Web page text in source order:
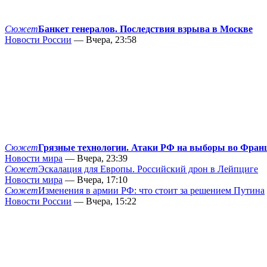
СюжетБанкет генералов. Последствия взрыва в Москве
Новости России — Вчера, 23:58
СюжетГрязные технологии. Атаки РФ на выборы во
Новости мира — Вчера, 23:39
СюжетЭскалация для Европы. Российский дрон в Лейпциге
Новости мира — Вчера, 17:10
СюжетИзменения в армии РФ: что стоит за решением Путина
Новости России — Вчера, 15:22